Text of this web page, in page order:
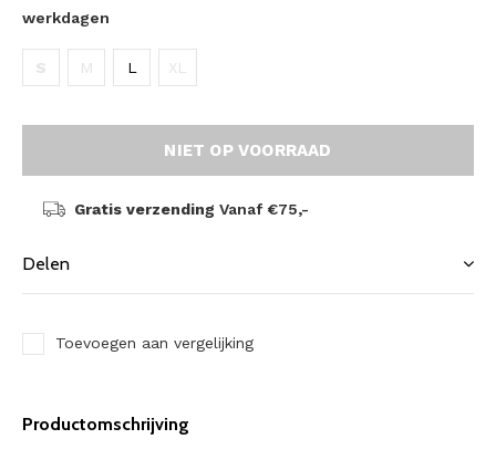
werkdagen
S M L XL
NIET OP VOORRAAD
Gratis verzending Vanaf €75,-
Delen
Toevoegen aan vergelijking
Productomschrijving